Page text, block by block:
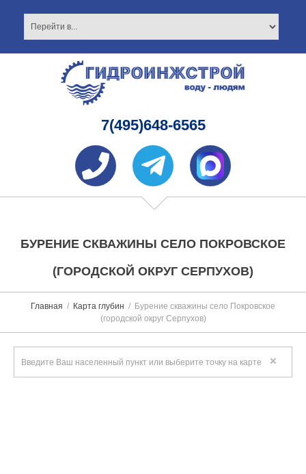
7(495)648-6565
БУРЕНИЕ СКВАЖИНЫ СЕЛО ПОКРОВСКОЕ
(ГОРОДСКОЙ ОКРУГ СЕРПУХОВ)
Главная Карта глубин
Бурение скважины село Покровское
(городской округ Серпухов)